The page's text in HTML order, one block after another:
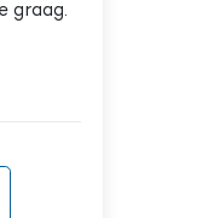
graag.